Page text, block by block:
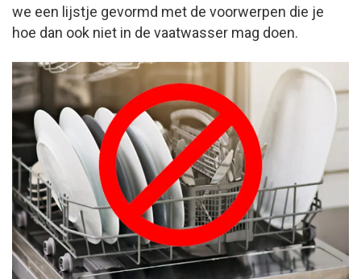
we een lijstje gevormd met de voorwerpen die je
hoe dan ook niet in de vaatwasser mag doen.